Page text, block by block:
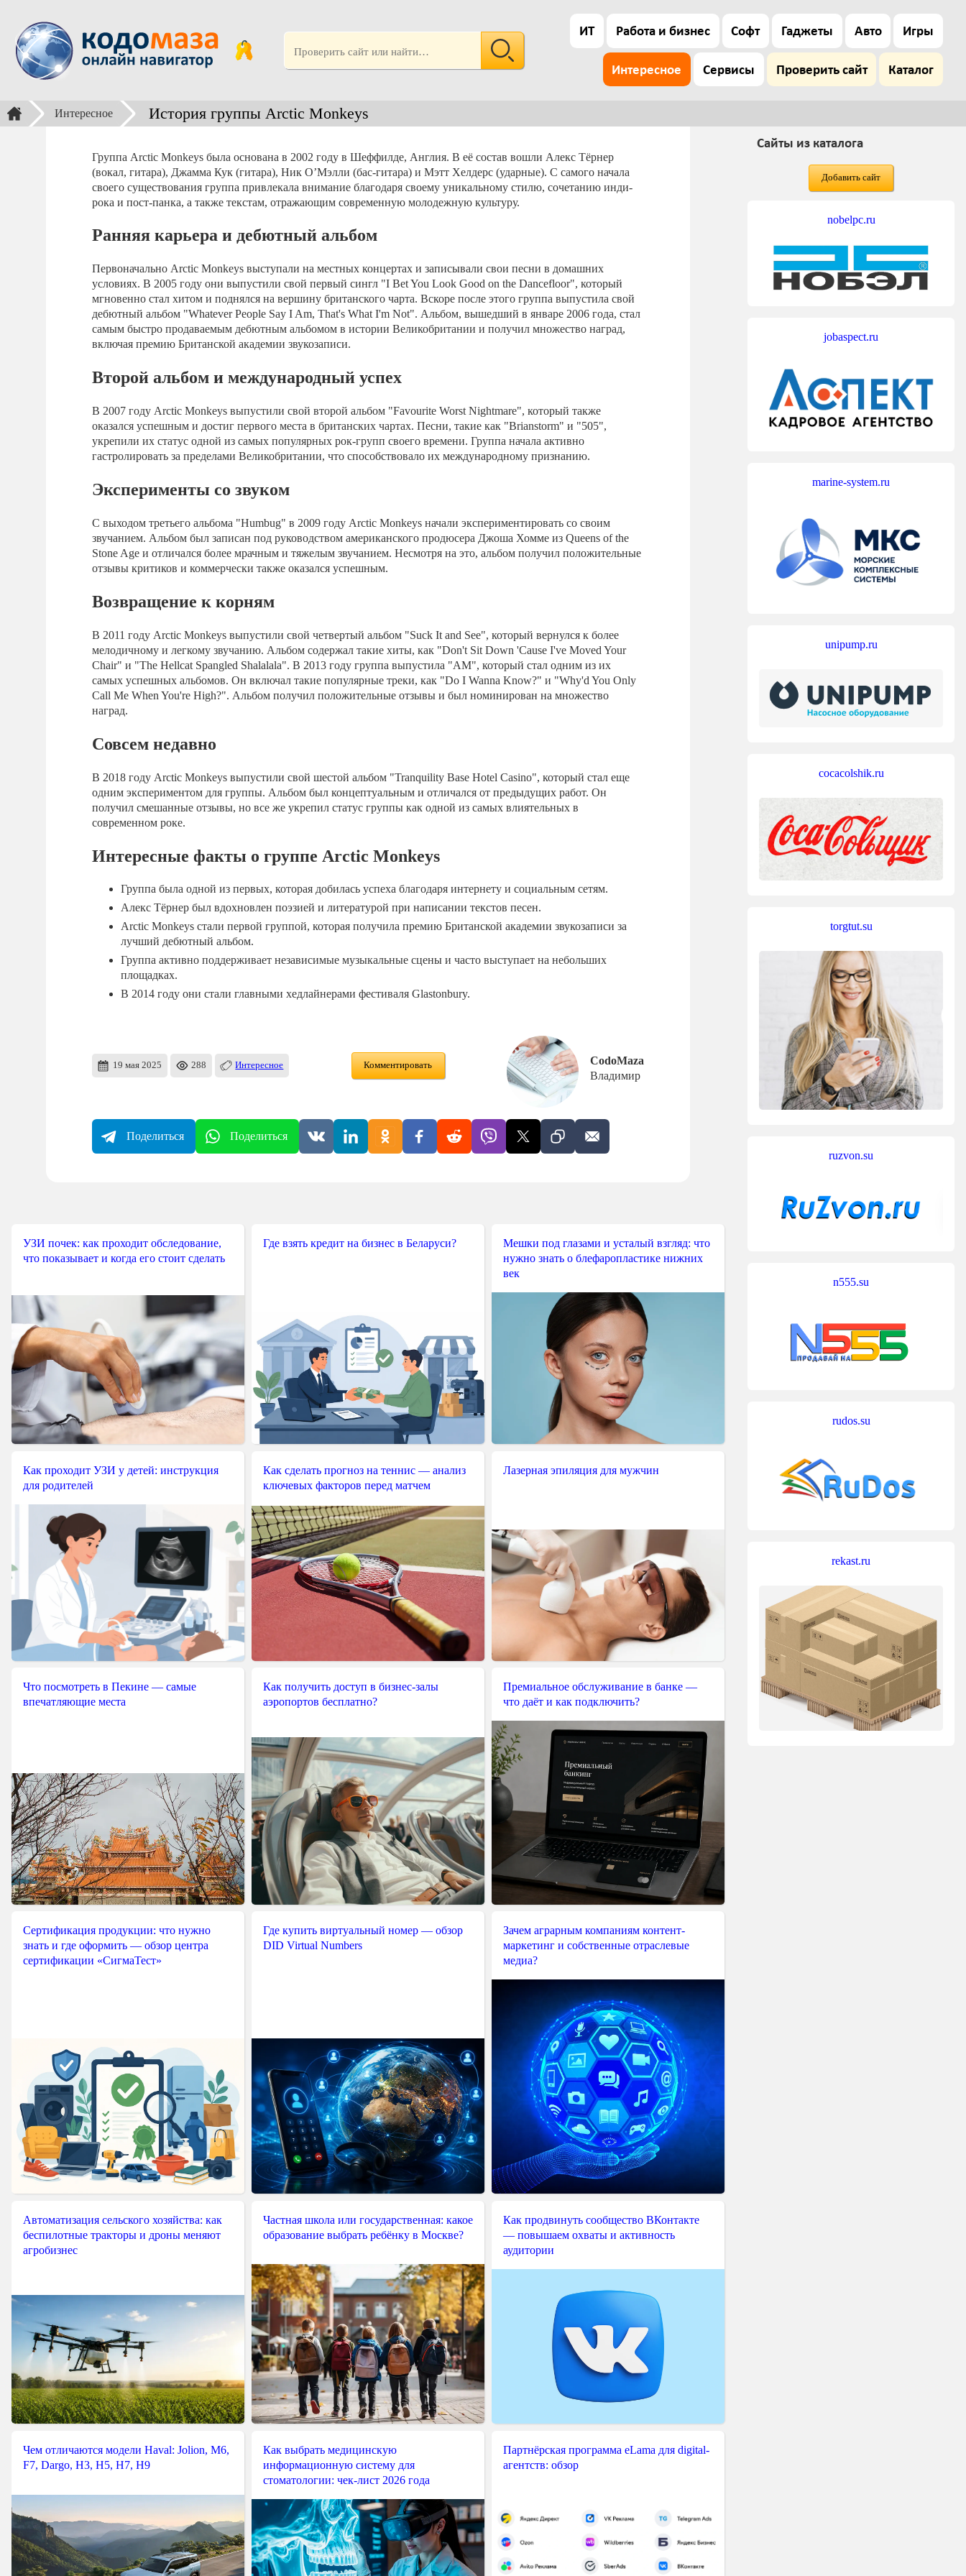
ИТ Работа и бизнес Софт Гаджеты Авто Игры
Интересное Сервисы Проверить сайт Каталог
Интересное История группы Arctic Monkeys
Группа Arctic Monkeys была основана в 2002 году в Шеффилде, Англия. В её состав вошли Алекс Тёрнер
(вокал, гитара), Джамма Кук (гитара), Ник О’Мэлли (бас-гитара) и Мэтт Хелдерс (ударные). С самого начала
своего существования группа привлекала внимание благодаря своему уникальному стилю, сочетанию инди-
рока и пост-панка, а также текстам, отражающим современную молодежную культуру.
Ранняя карьера и дебютный альбом
Первоначально Arctic Monkeys выступали на местных концертах и записывали свои песни в домашних
условиях. В 2005 году они выпустили свой первый сингл "I Bet You Look Good on the Dancefloor", который
мгновенно стал хитом и поднялся на вершину британского чарта. Вскоре после этого группа выпустила свой
дебютный альбом "Whatever People Say I Am, That's What I'm Not". Альбом, вышедший в январе 2006 года, стал
самым быстро продаваемым дебютным альбомом в истории Великобритании и получил множество наград,
включая премию Британской академии звукозаписи.
Второй альбом и международный успех
В 2007 году Arctic Monkeys выпустили свой второй альбом "Favourite Worst Nightmare", который также
оказался успешным и достиг первого места в британских чартах. Песни, такие как "Brianstorm" и "505",
укрепили их статус одной из самых популярных рок-групп своего времени. Группа начала активно
гастролировать за пределами Великобритании, что способствовало их международному признанию.
Эксперименты со звуком
С выходом третьего альбома "Humbug" в 2009 году Arctic Monkeys начали экспериментировать со своим
звучанием. Альбом был записан под руководством американского продюсера Джоша Хомме из Queens of the
Stone Age и отличался более мрачным и тяжелым звучанием. Несмотря на это, альбом получил положительные
отзывы критиков и коммерчески также оказался успешным.
Возвращение к корням
В 2011 году Arctic Monkeys выпустили свой четвертый альбом "Suck It and See", который вернулся к более
мелодичному и легкому звучанию. Альбом содержал такие хиты, как "Don't Sit Down 'Cause I've Moved Your
Chair" и "The Hellcat Spangled Shalalala". В 2013 году группа выпустила "AM", который стал одним из их
самых успешных альбомов. Он включал такие популярные треки, как "Do I Wanna Know?" и "Why'd You Only
Call Me When You're High?". Альбом получил положительные отзывы и был номинирован на множество
наград.
Совсем недавно
В 2018 году Arctic Monkeys выпустили свой шестой альбом "Tranquility Base Hotel Casino", который стал еще
одним экспериментом для группы. Альбом был концептуальным и отличался от предыдущих работ. Он
получил смешанные отзывы, но все же укрепил статус группы как одной из самых влиятельных в
современном роке.
Интересные факты о группе Arctic Monkeys
Группа была одной из первых, которая добилась успеха благодаря интернету и социальным сетям.
Алекс Тёрнер был вдохновлен поэзией и литературой при написании текстов песен.
Arctic Monkeys стали первой группой, которая получила премию Британской академии звукозаписи за
лучший дебютный альбом.
Группа активно поддерживает независимые музыкальные сцены и часто выступает на небольших
площадках.
В 2014 году они стали главными хедлайнерами фестиваля Glastonbury.
19 мая 2025 288 Интересное Комментировать
CodoMaza
Владимир
Поделиться Поделиться
УЗИ почек: как проходит обследование,
что показывает и когда его стоит сделать
Где взять кредит на бизнес в Беларуси?
Мешки под глазами и усталый взгляд: что
нужно знать о блефаропластике нижних
век
Как проходит УЗИ у детей: инструкция
для родителей
Как сделать прогноз на теннис — анализ
ключевых факторов перед матчем
Лазерная эпиляция для мужчин
Что посмотреть в Пекине — самые
впечатляющие места
Как получить доступ в бизнес-залы
аэропортов бесплатно?
Премиальное обслуживание в банке —
что даёт и как подключить?
Сертификация продукции: что нужно
знать и где оформить — обзор центра
сертификации «СигмаТест»
Где купить виртуальный номер — обзор
DID Virtual Numbers
Зачем аграрным компаниям контент-
маркетинг и собственные отраслевые
медиа?
Автоматизация сельского хозяйства: как
беспилотные тракторы и дроны меняют
агробизнес
Частная школа или государственная: какое
образование выбрать ребёнку в Москве?
Как продвинуть сообщество ВКонтакте
— повышаем охваты и активность
аудитории
Чем отличаются модели Haval: Jolion, M6,
F7, Dargo, H3, H5, H7, H9
Как выбрать медицинскую
информационную систему для
стоматологии: чек-лист 2026 года
Партнёрская программа eLama для digital-
агентств: обзор
Сайты из каталога
Добавить сайт
nobelpc.ru
jobaspect.ru
marine-system.ru
unipump.ru
cocacolshik.ru
torgtut.su
ruzvon.su
n555.su
rudos.su
rekast.ru